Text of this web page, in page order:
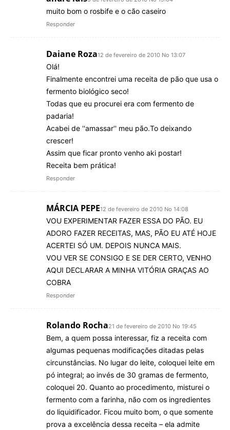
muito bom o rosbife e o cão caseiro
Responder
Daiane Roza12 de fevereiro de 2010 No 13:07
Olá!
Finalmente encontrei uma receita de pão que usa o
fermento biológico seco!
Todas que eu procurei era com fermento de
padaria!
Acabei de ''amassar'' meu pão.To deixando
crescer!
Assim que ficar pronto venho aki postar!
Receita bem prática!
Responder
MÁRCIA PEPE12 de fevereiro de 2010 No 14:08
VOU EXPERIMENTAR FAZER ESSA DO PÃO. EU
ADORO FAZER RECEITAS, MAS, PÃO EU ATÉ HOJE
ACERTEI SÓ UM. DEPOIS NUNCA MAIS.
VOU VER SE CONSIGO E SE DER CERTO, VENHO
AQUI DECLARAR A MINHA VITÓRIA GRAÇAS AO
COBRA
Responder
Rolando Rocha21 de fevereiro de 2010 No 19:45
Bem, a quem possa interessar, fiz a receita com
algumas pequenas modificações ditadas pelas
circunstâncias. No lugar do leite, coloquei leite em
pó integral; ao invés de 30 gramas de fermento,
coloquei 20. Quanto ao procedimento, misturei o
fermento com a farinha, não com os ingredientes
do liquidificador. Ficou muito bom, o que somente
prova a excelência dessa receita – ela admite